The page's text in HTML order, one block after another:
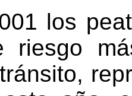
los
riesgo